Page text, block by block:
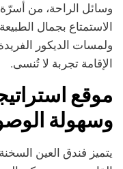
وسائل الراحة، من
الاستمتاع بجمال
ولمسات الديكور
الإقامة تجربة لا تُنسى.
موقع
وسهولة
يتميز فندق العين